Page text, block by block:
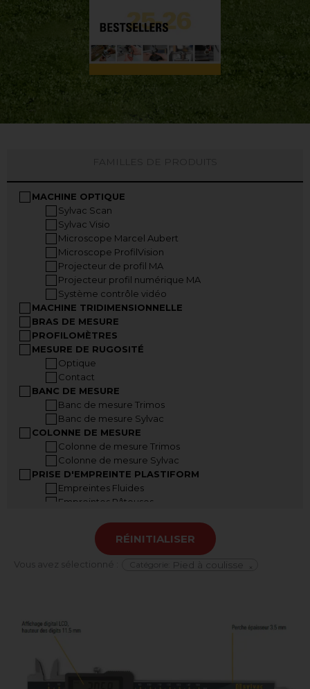
MACHINE OPTIQUE
Sylvac Scan
Sylvac Visio
Microscope Marcel Aubert
Microscope ProfilVision
Projecteur de profil MA
Projecteur profil numérique MA
Système contrôle vidéo
MACHINE TRIDIMENSIONNELLE
BRAS DE MESURE
PROFILOMÈTRES
MESURE DE RUGOSITÉ
Optique
Contact
BANC DE MESURE
Banc de mesure Trimos
Banc de mesure Sylvac
COLONNE DE MESURE
Colonne de mesure Trimos
Colonne de mesure Sylvac
PRISE D'EMPREINTE PLASTIFORM
Empreintes Fluides
Empreintes Pâteuses
Accessoires Plastiform
Mallettes Plastiform
INSTRUMENTS A MAIN
Pied à coulisse
Jauge dépaisseur
Vis micrométriques
COMPARATEURS
Comparateurs analogiques
RÉINITIALISER
Vous avez sélectionné : Catégorie Pied à coulisse ×